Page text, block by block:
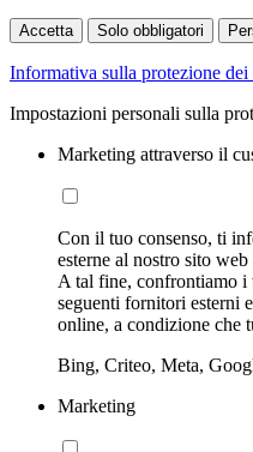
Accetta Solo obbligatori
Informativa sulla protezione dei
Impostazioni personali sulla
Marketing attraverso il
Con il tuo consenso, ti
esterne al nostro sito
A tal fine, confrontiamo i
seguenti fornitori esterni
online, a condizione che
Bing, Criteo, Meta,
Marketing